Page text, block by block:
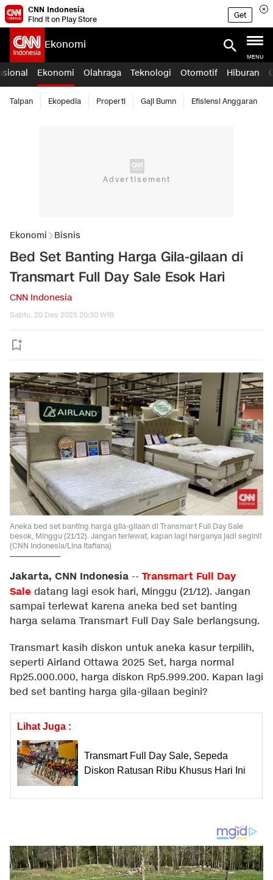
CNN Indonesia
Find it on Play Store
Get
Ekonomi
MENU
Ekonomi Olahraga Teknologi Otomotif Hiburan
Taipan Ekopedia Properti Gaji Bumn Efisiensi Anggaran
Ekonomi Bisnis
Bed Set Banting Harga Gila-gilaan di
Transmart Full Day Sale Esok Hari
CNN Indonesia
Sabtu, 20 Des 2025 20:30 WIB
Aneka bed set banting harga gila-gilaan di Transmart Full Day Sale
besok, Minggu (21/12). Jangan terlewat, kapan lagi harganya jadi segini!
(CNN Indonesia/Lina Itafiana)
Jakarta, CNN Indonesia -- Transmart Full Day
Sale datang lagi esok hari, Minggu (21/12). Jangan
sampai terlewat karena aneka bed set banting
harga selama Transmart Full Day Sale berlangsung.
Transmart kasih diskon untuk aneka kasur terpilih,
seperti Airland Ottawa 2025 Set, harga normal
Rp25.000.000, harga diskon Rp5.999.200. Kapan lagi
bed set banting harga gila-gilaan begini?
Lihat Juga :
Transmart Full Day Sale, Sepeda
Diskon Ratusan Ribu Khusus Hari Ini